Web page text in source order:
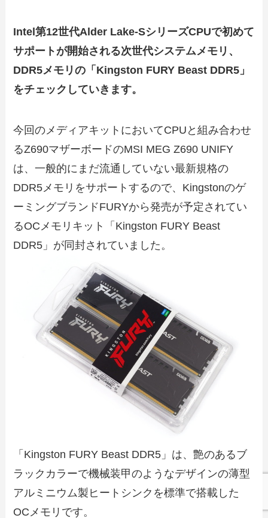
Intel第12世代Alder Lake-SシリーズCPUで初めて
サポートが開始される次世代システムメモリ、
DDR5メモリの「Kingston FURY Beast DDR5」
をチェックしていきます。
今回のメディアキットにおいてCPUと組み合わせ
るZ690マザーボードのMSI MEG Z690 UNIFY
は、一般的にまだ流通していない最新規格の
DDR5メモリをサポートするので、Kingstonのゲ
ーミングブランドFURYから発売が予定されてい
るOCメモリキット「Kingston FURY Beast
DDR5」が同封されていました。
「Kingston FURY Beast DDR5」は、艶のあるブ
ラックカラーで機械装甲のようなデザインの薄型
アルミニウム製ヒートシンクを標準で搭載した
OCメモリです。